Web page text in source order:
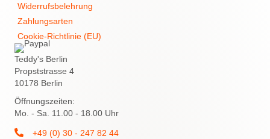
Widerrufsbelehrung
Zahlungsarten
Cookie-Richtlinie (EU)
Teddy's Berlin
Propststrasse 4
10178 Berlin
Öffnungszeiten:
Mo. - Sa. 11.00 - 18.00 Uhr
+49 (0) 30 - 247 82 44